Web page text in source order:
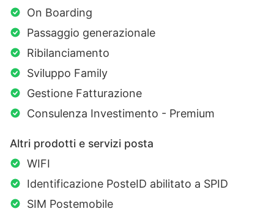
On Boarding
Passaggio generazionale
Ribilanciamento
Sviluppo Family
Gestione Fatturazione
Consulenza Investimento - Premium
Altri prodotti e servizi posta
WIFI
Identificazione PosteID abilitato a SPID
SIM Postemobile